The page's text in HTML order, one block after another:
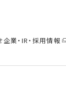
企業・IR・採用情報